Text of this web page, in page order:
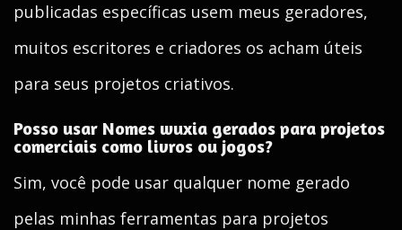
publicadas específicas usem meus geradores,
muitos escritores e criadores os acham úteis
para seus projetos criativos.
Posso usar Nomes wuxia gerados para projetos
comerciais como livros ou jogos?
Sim, você pode usar qualquer nome gerado
pelas minhas ferramentas para projetos